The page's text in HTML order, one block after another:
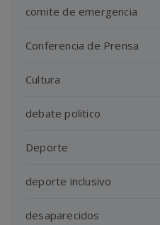
comite de emergencia
Conferencia de Prensa
Cultura
debate politico
Deporte
deporte inclusivo
desaparecidos